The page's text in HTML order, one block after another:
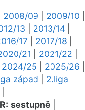
2008/09 2009/10
13 2013/14
17 2017/18
21 2021/22
2024/25 2025/26
západ
2.liga
sestupně